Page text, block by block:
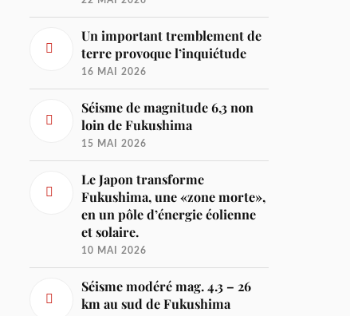
Un important tremblement de
terre provoque l’inquiétude
16 MAI 2026
Séisme de magnitude 6,3 non
loin de Fukushima
15 MAI 2026
Le Japon transforme
Fukushima, une «zone morte»,
en un pôle d’énergie éolienne
et solaire.
10 MAI 2026
Séisme modéré mag. 4.3 – 26
km au sud de Fukushima